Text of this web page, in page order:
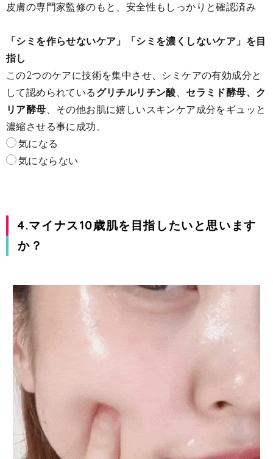
皮膚の専門家監修のもと、安全性もしっかりと確認済み
「シミを作らせないケア」「シミを濃くしないケア」を目
指し
この2つのケアに技術を集中させ、シミケアの有効成分と
して認められている グリチルリチン酸、 セラミド酵母、ク
リア酵母、その他お肌に嬉しいスキンケア成分をギュッと
濃縮させる事に成功。
気になる
気にならない
4.マイナス10歳肌を目指したいと思います
か？